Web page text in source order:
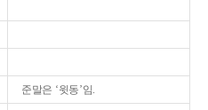
준말은 ‘윗동’임.